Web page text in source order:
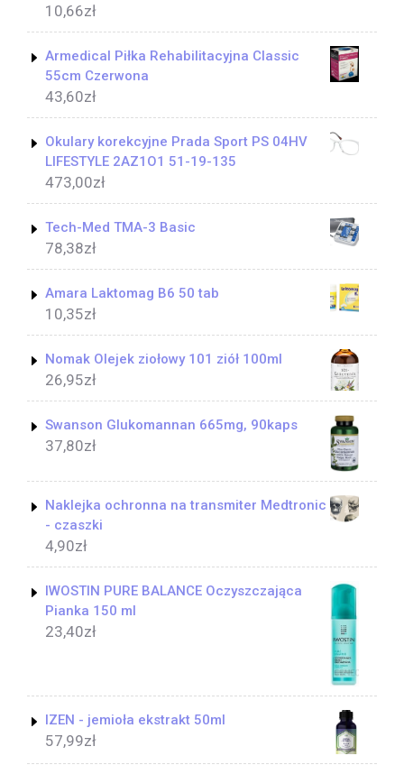
10,66zł
Armedical Piłka Rehabilitacyjna Classic
55cm Czerwona
43,60zł
Okulary korekcyjne Prada Sport PS 04HV
LIFESTYLE 2AZ1O1 51-19-135
473,00zł
Tech-Med TMA-3 Basic
78,38zł
Amara Laktomag B6 50 tab
10,35zł
Nomak Olejek ziołowy 101 ziół 100ml
26,95zł
Swanson Glukomannan 665mg, 90kaps
37,80zł
Naklejka ochronna na transmiter Medtronic
- czaszki
4,90zł
IWOSTIN PURE BALANCE Oczyszczająca
Pianka 150 ml
23,40zł
IZEN - jemioła ekstrakt 50ml
57,99zł